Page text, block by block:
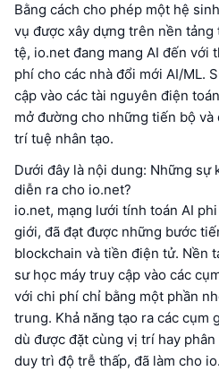
Bằng cách cho phép một hệ
vụ được xây dựng trên nền
tệ, io.net đang mang AI đến với
phí cho các nhà đổi mới AI/ML.
cập vào các tài nguyên điện
mở đường cho những tiến bộ
trí tuệ nhân tạo.
Dưới đây là nội dung: Những sự
diễn ra cho io.net?
io.net, mạng lưới tính toán AI
giới, đã đạt được những bước
blockchain và tiền điện tử. Nền
sư học máy truy cập vào các
với chi phí chỉ bằng một phần
trung. Khả năng tạo ra các cụm
dù được đặt cùng vị trí hay
duy trì độ trễ thấp, đã làm cho